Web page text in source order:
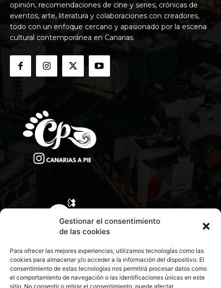
Gestionar el consentimiento
de las cookies
Para ofrecer las mejores experiencias, utilizamos tecnologías como las
cookies para almacenar y/o acceder a la información del dispositivo. El
consentimiento de estas tecnologías nos permitirá procesar datos como
el comportamiento de navegación o las identificaciones únicas en este
sitio. No consentir o retirar el consentimiento, puede afectar
opinión, recomendaciones de cine y series, crónicas de
eventos, arte, literatura y colaboraciones con creadores,
todo con un enfoque cercano y apasionado por la escena
cultural contemporánea en Canarias.